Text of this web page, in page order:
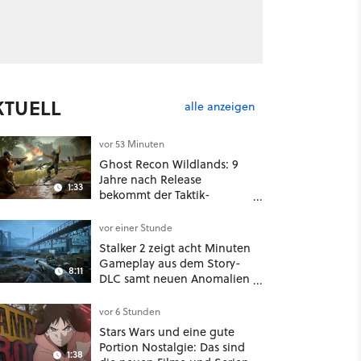
alle anzeigen
1:33
vor 53 Minuten
Ghost Recon Wildlands: 9
Jahre nach Release
bekommt der Taktik-
nochmal ein dickes Update
8:11
vor einer Stunde
Stalker 2 zeigt acht Minuten
Gameplay aus dem Story-
DLC samt neuen Anomalien
1:38
vor 6 Stunden
Stars Wars und eine gute
Portion Nostalgie: Das sind